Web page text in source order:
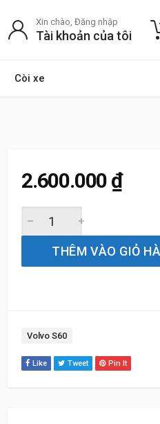
Còi xe
Xin chào, Đăng nhập
Tài khoản của tôi
2.600.000 ₫
THÊM VÀO GIỎ
Tag:
Volvo S60
Like Tweet Pin It